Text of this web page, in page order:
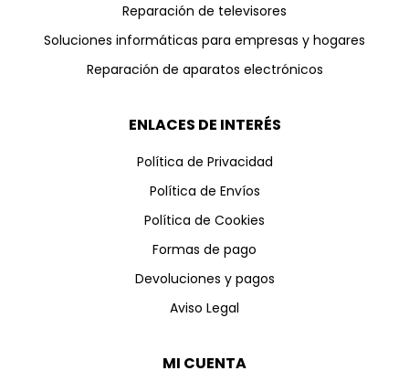
Reparación de televisores
Soluciones informáticas para empresas y hogares
Reparación de aparatos electrónicos
ENLACES DE INTERÉS
Política de Privacidad
Política de Envíos
Política de Cookies
Formas de pago
Devoluciones y pagos
Aviso Legal
MI CUENTA